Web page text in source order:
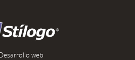
Desarrollo web